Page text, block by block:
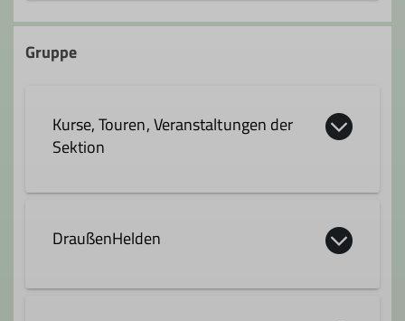
Gruppe
Kurse, Touren, Veranstaltungen der
Sektion
DraußenHelden